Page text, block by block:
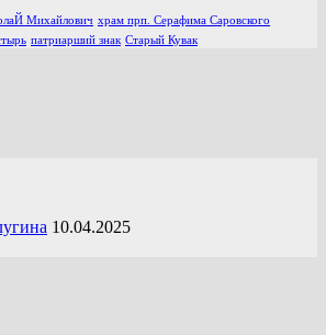
Михайлович храм прп. Серафима Саровского
патриарший знак Старый Кувак
10.04.2025